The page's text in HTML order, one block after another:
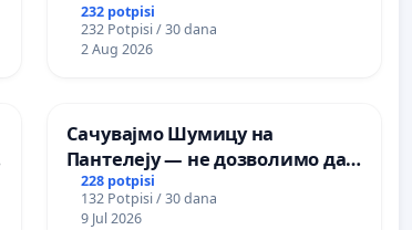
232 potpisi
232 Potpisi / 30 dana
2 Aug 2026
Сачувајмо Шумицу на
Пантелеју — не дозволимо да
последња зелена површина у
Мавровској постане депонија
228 potpisi
132 Potpisi / 30 dana
9 Jul 2026